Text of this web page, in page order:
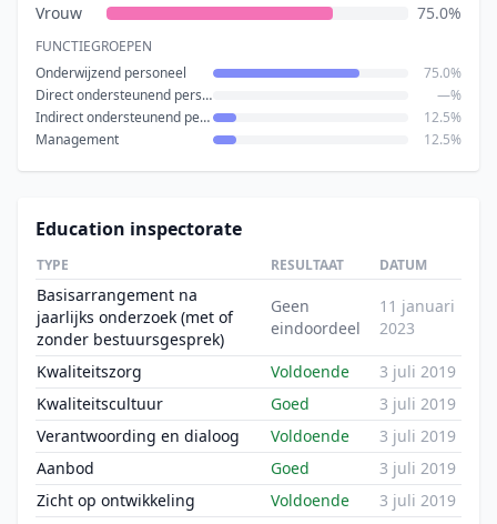
Vrouw
75.0%
FUNCTIEGROEPEN
Onderwijzend personeel
75.0%
Direct ondersteunend personeel
—%
Indirect ondersteunend personeel
12.5%
Management
12.5%
Education inspectorate
TYPE RESULTAAT DATUM
Basisarrangement na
jaarlijks onderzoek (met of
zonder bestuursgesprek)
Geen
eindoordeel
11 januari
2023
Kwaliteitszorg Voldoende
3 juli 2019
Kwaliteitscultuur
Goed
3 juli 2019
Verantwoording en dialoog
Voldoende
3 juli 2019
Aanbod
Goed
3 juli 2019
Zicht op ontwikkeling
Voldoende
3 juli 2019